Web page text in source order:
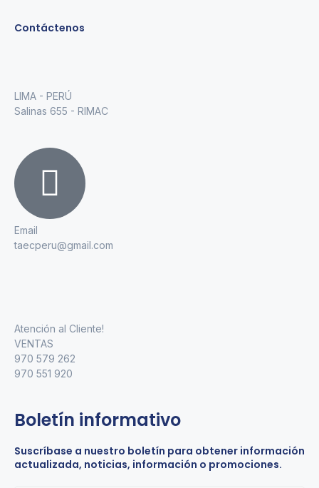
Contáctenos
LIMA - PERÚ
Salinas 655 - RIMAC
Email
taecperu@gmail.com
Atención al Cliente!
VENTAS
970 579 262
970 551 920
Boletín informativo
Suscríbase a nuestro boletín para obtener información
actualizada, noticias, información o promociones.